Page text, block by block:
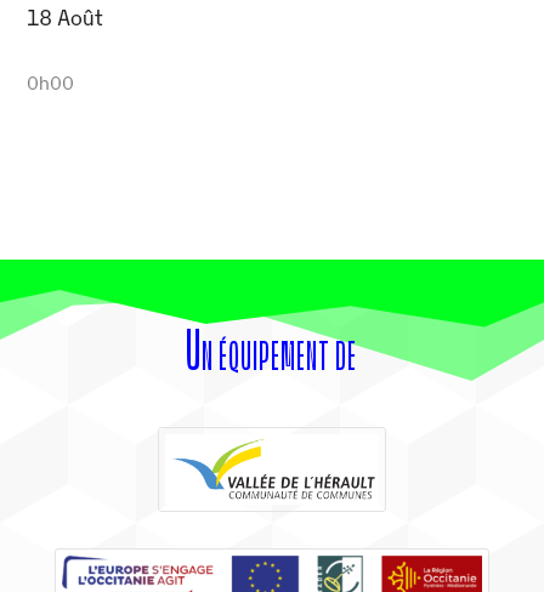
18 Août
0h00
Un équipement de